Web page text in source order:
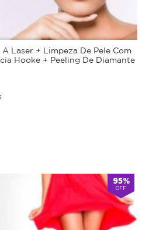
Laser + Limpeza De Pele Com
Hooke + Peeling De Diamante
95%
OFF